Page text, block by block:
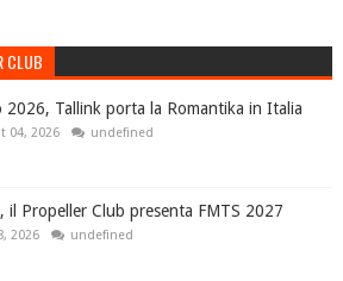
CLUB
2026, Tallink porta la Romantika in Italia
04, 2026 undefined
il Propeller Club presenta FMTS 2027
2026 undefined